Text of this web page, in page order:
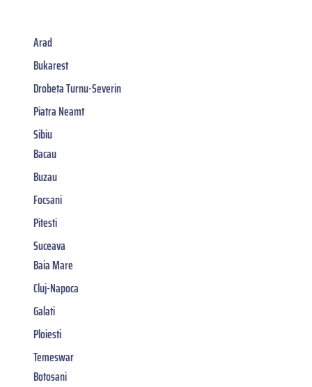
Arad
Bukarest
Drobeta Turnu-Severin
Piatra Neamt
Sibiu
Bacau
Buzau
Focsani
Pitesti
Suceava
Baia Mare
Cluj-Napoca
Galati
Ploiesti
Temeswar
Botosani